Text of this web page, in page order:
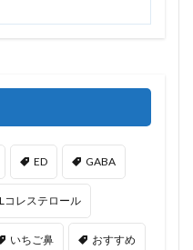
ED GABA
コレステロール
いちご鼻 おすすめ